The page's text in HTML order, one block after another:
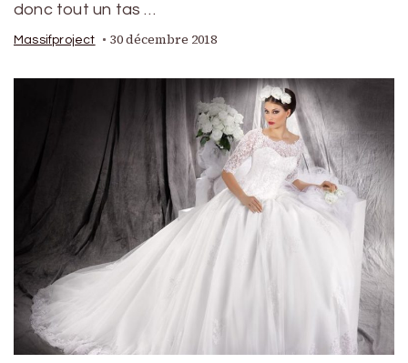
donc tout un tas …
Massifproject 30 décembre 2018